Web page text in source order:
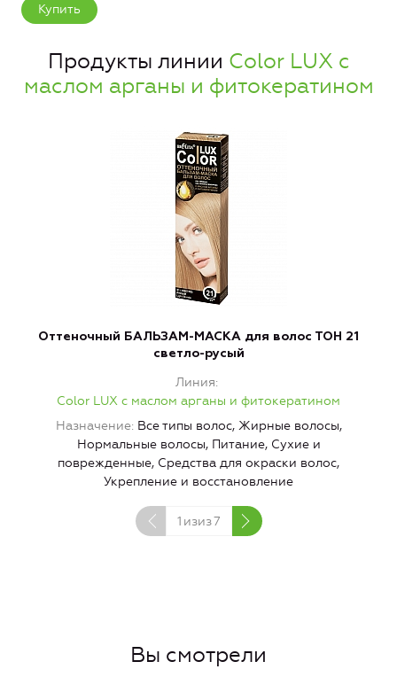
Купить
Продукты линии Color LUX с
маслом арганы и фитокератином
Оттеночный БАЛЬЗАМ-МАСКА для волос ТОН 21
светло-русый
Линия
Color LUX с маслом арганы и фитокератином
Назначение Все типы волос, Жирные волосы,
Нормальные волосы, Питание, Сухие и
поврежденные, Средства для окраски волос,
Укрепление и восстановление
1 изиз7
Вы смотрели